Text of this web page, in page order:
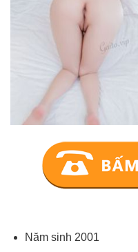
Năm sinh 2001